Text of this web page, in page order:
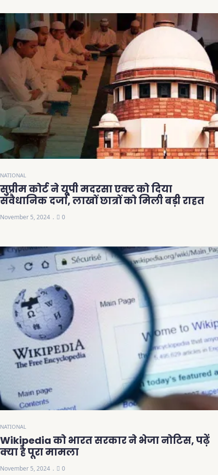
NATIONAL
सुप्रीम कोर्ट ने यूपी मदरसा एक्ट को दिया
संवैधानिक दर्जा, लाखों छात्रों को मिली बड़ी राहत
November 5, 2024 0
NATIONAL
Wikipedia को भारत सरकार ने भेजा नोटिस, पढ़ें
क्या है पूरा मामला
November 5, 2024 0